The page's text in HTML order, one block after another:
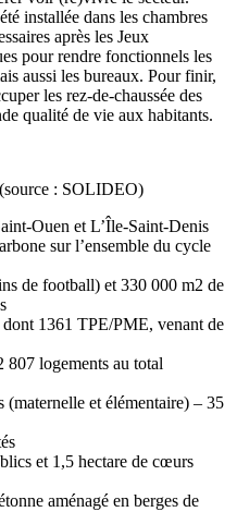
installée dans les chambres
après les Jeux
pour rendre fonctionnels les
aussi les bureaux. Pour finir,
les rez-de-chaussée des
qualité de vie aux habitants.
(source : SOLIDEO)
Ouen et L’Île-Saint-Denis
sur l’ensemble du cycle
de football) et 330 000 m2 de
1361 TPE/PME, venant de
807 logements au total
(maternelle et élémentaire) – 35
et 1,5 hectare de cœurs
aménagé en berges de